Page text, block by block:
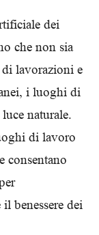
dei
che non sia
di lavorazioni e
i luoghi di
naturale.
di lavoro
consentano
benessere dei